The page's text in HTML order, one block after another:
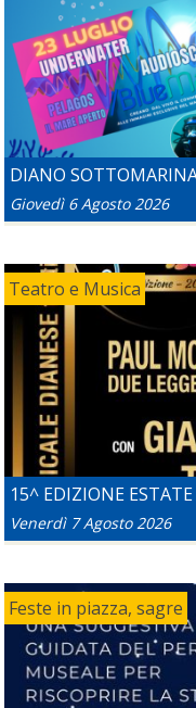
DIANO
Giovedì 6 Agosto 2026
Teatro e Musica
15^ EDIZIONE
Venerdì 7 Agosto 2026
Feste in piazza, sagre